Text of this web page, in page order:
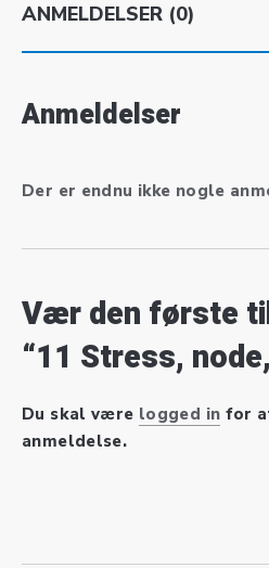
ANMELDELSER (0)
Anmeldelser
Der er endnu ikke nogle
Vær den første
“11 Stress,
Du skal være logged in for
anmeldelse.